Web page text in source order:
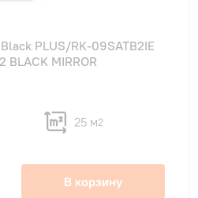
PLUS/RK-09SATB2IE
BLACK MIRROR
25 м2
В корзину